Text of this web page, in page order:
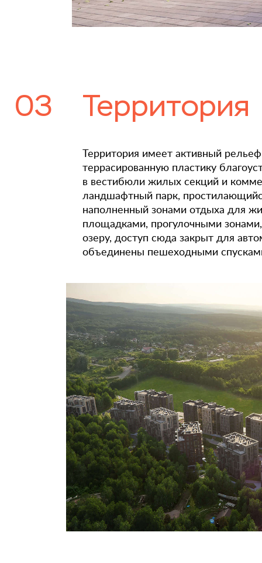
03 Территория
Территория имеет активный
террасированную пластику
в вестибюли жилых секций и
ландшафтный парк,
наполненный зонами отдыха для
площадками, прогулочными
озеру, доступ сюда закрыт для
объединены пешеходными